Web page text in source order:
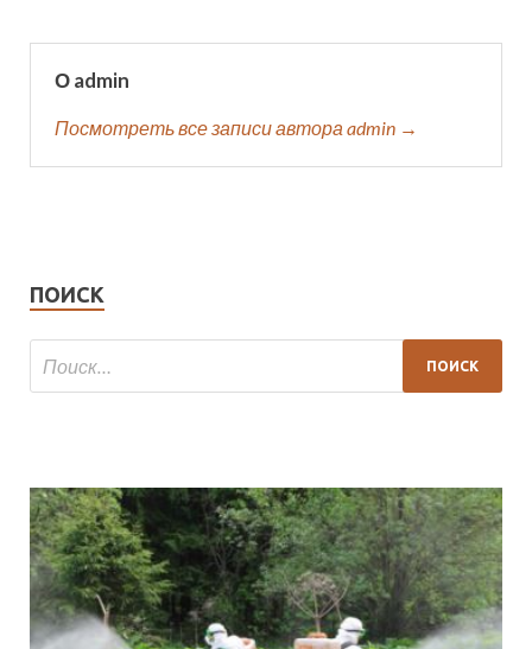
О admin
Посмотреть все записи автора admin →
ПОИСК